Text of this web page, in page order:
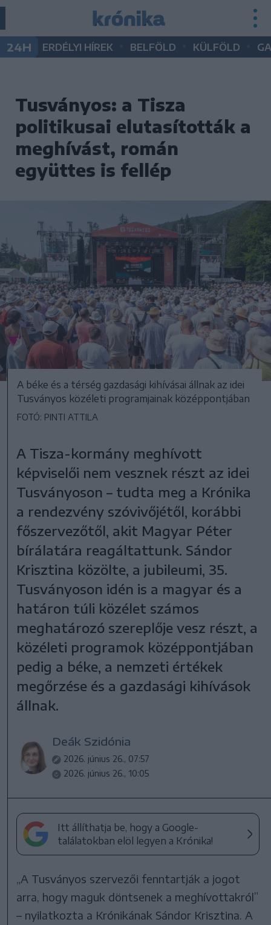
24H ERDÉLYI HÍREK BELFÖLD KÜLFÖLD
Tusványos: a Tisza
politikusai elutasították a
meghívást, román
együttes is fellép
A béke és a térség gazdasági kihívásai állnak az idei
Tusványos közéleti programjainak középpontjában
FOTÓ: PINTI ATTILA
A Tisza-kormány meghívott
képviselői nem vesznek részt az idei
Tusványoson – tudta meg a Krónika
a rendezvény szóvivőjétől, korábbi
főszervezőtől, akit Magyar Péter
bírálatára reagáltattunk. Sándor
Krisztina közölte, a jubileumi, 35.
Tusványoson idén is a magyar és a
határon túli közélet számos
meghatározó szereplője vesz részt, a
közéleti programok középpontjában
pedig a béke, a nemzeti értékek
megőrzése és a gazdasági kihívások
állnak.
Deák Szidónia
2026. június 26., 07:57
2026. június 26., 10:05
Itt állíthatja be, hogy a Google-
találatokban elöl legyen a Krónika!
„A Tusványos szervezői fenntartják a jogot
arra, hogy maguk döntsenek a meghívottakról”
– nyilatkozta a Krónikának Sándor Krisztina. A